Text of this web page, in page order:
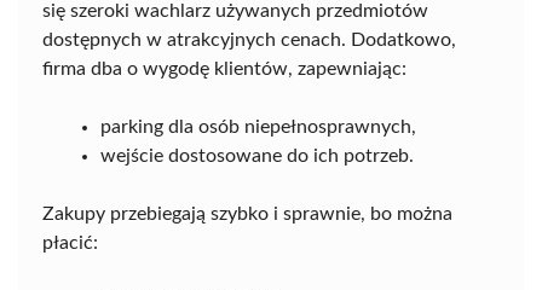
się szeroki wachlarz używanych przedmiotów
dostępnych w atrakcyjnych cenach. Dodatkowo,
firma dba o wygodę klientów, zapewniając:
parking dla osób niepełnosprawnych,
wejście dostosowane do ich potrzeb.
Zakupy przebiegają szybko i sprawnie, bo można
płacić: